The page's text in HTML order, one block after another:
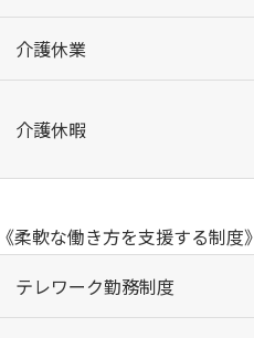
介護休業
介護休暇
《柔軟な働き方を支援する制度》
テレワーク勤務制度